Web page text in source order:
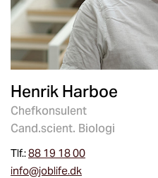
Henrik Harboe
Chefkonsulent
Cand.scient. Biologi
Tlf.:88 19 18 00
info@joblife.dk